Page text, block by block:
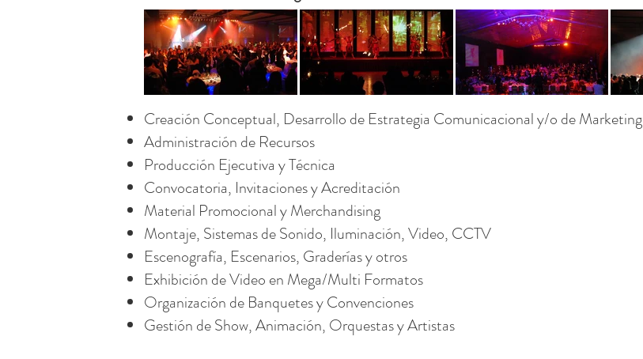
Creación Conceptual, Desarrollo de Estrategia Comunicacional y/o de Marketing
Administración de Recursos
Producción Ejecutiva y Técnica
Convocatoria, Invitaciones y Acreditación
Material Promocional y Merchandising
Montaje, Sistemas de Sonido, Iluminación, Video, CCTV
Escenografía, Escenarios, Graderías y otros
Exhibición de Video en Mega/Multi Formatos
Organización de Banquetes y Convenciones
Gestión de Show, Animación, Orquestas y Artistas